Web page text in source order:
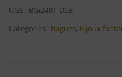
UGS : BGi2481-DLB
Catégories : Bagues, Bijoux